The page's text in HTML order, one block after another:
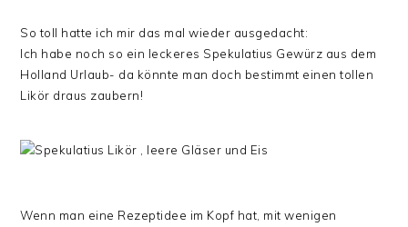
So toll hatte ich mir das mal wieder ausgedacht:
Ich habe noch so ein leckeres Spekulatius Gewürz aus dem
Holland Urlaub- da könnte man doch bestimmt einen tollen
Likör draus zaubern!
Wenn man eine Rezeptidee im Kopf hat, mit wenigen